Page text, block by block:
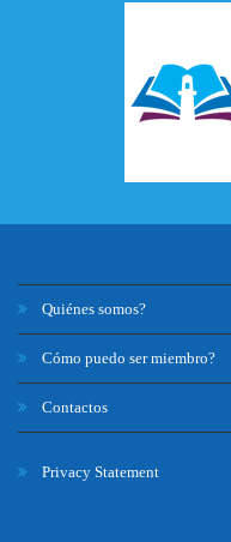
Quiénes somos?
Cómo puedo ser miembro?
Contactos
Privacy Statement